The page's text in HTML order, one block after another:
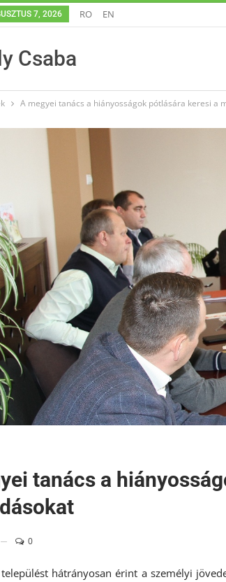
7, 2026 RO EN
Csaba
A megyei tanács a hiányosságok pótlására keresi a
tanács a
0
hátrányosan érint a személyi